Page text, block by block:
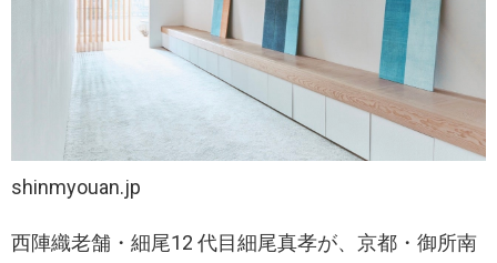
shinmyouan.jp
西陣織老舗・細尾12 代目細尾真孝が、京都・御所南